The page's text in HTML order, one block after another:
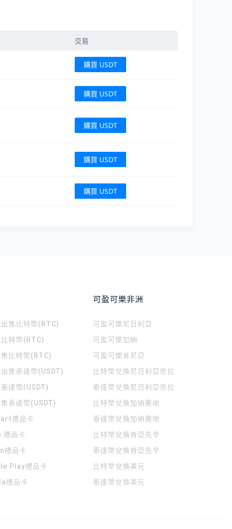
交易
購買 USDT
購買 USDT
購買 USDT
購買 USDT
購買 USDT
售比特幣(BTC)
特幣(BTC)
比特幣(BTC)
售泰達幣(USDT)
達幣(USDT)
泰達幣(USDT)
禮品卡
禮品卡
禮品卡
Play禮品卡
禮品卡
可盈可樂非洲
可盈可樂 尼日利亞
可盈可樂加納
可盈可樂肯尼亞
比特幣兌換尼日利亞奈拉
泰達幣兌換尼日利亞奈拉
比特幣兌換加納塞地
泰達幣兌換加納塞地
比特幣兌換肯亞先令
泰達幣兌換肯亞先令
比特幣兌換美元
泰達幣兌換美元